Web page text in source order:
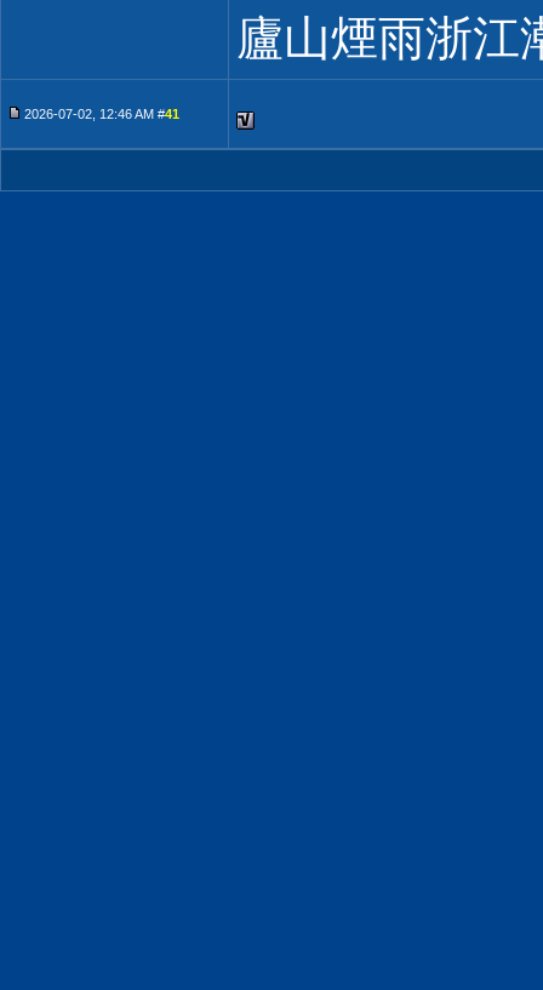
廬山煙雨浙江
2026-07-02, 12:46 AM #41